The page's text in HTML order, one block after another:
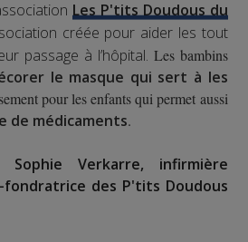
Les P'tits Doudous du
créée pour aider les tout
passage à l’hôpital. Les bambins
le masque qui sert à les
pour les enfants qui permet aussi
de médicaments.
Sophie Verkarre, infirmière
des P'tits Doudous